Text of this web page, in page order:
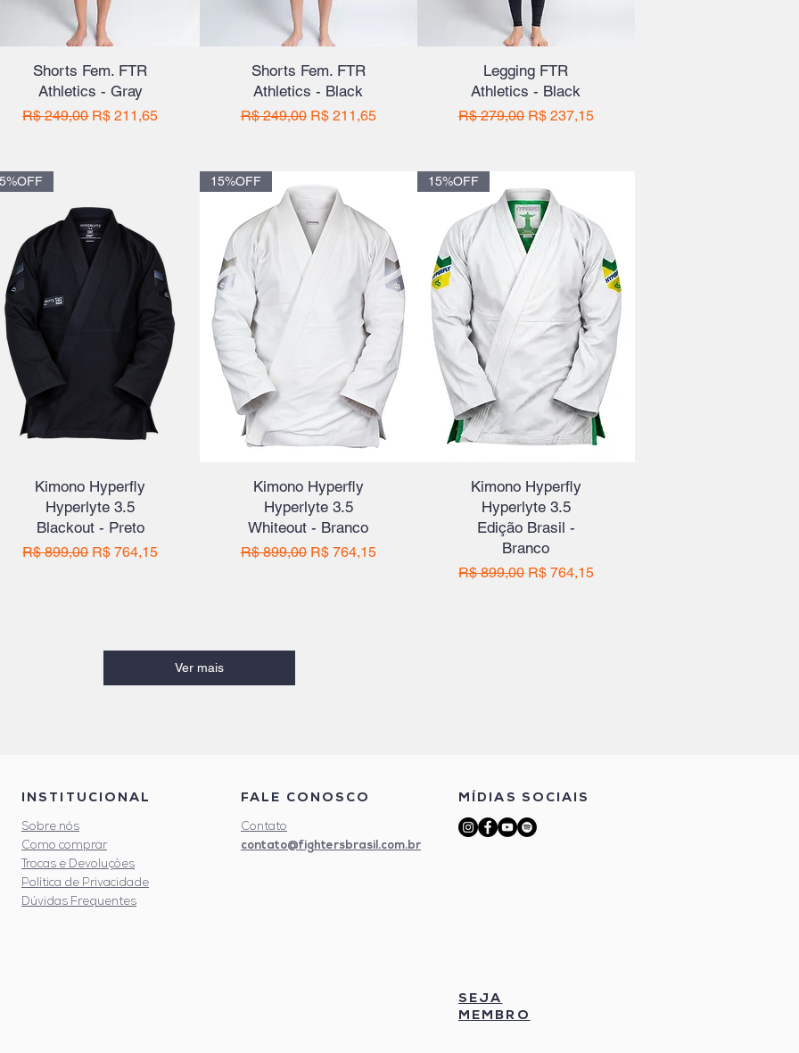
Shorts Fem. FTR
Athletics - Gray
Preço normal
R$ 249,00 Preço promocional
R$ 211,65
Shorts Fem. FTR
Athletics - Black
Preço normal
R$ 249,00 Preço promocional
R$ 211,65
Legging FTR
Athletics - Black
Preço normal
R$ 279,00 Preço promocional
R$ 237,15
Kimono Hyperfly
Hyperlyte 3.5
Blackout - Preto
Preço normal
R$ 899,00 Preço promocional
R$ 764,15
15%OFF
Kimono Hyperfly
Hyperlyte 3.5
Whiteout - Branco
Preço normal
R$ 899,00 Preço promocional
R$ 764,15
15%OFF
Kimono Hyperfly
Hyperlyte 3.5
Edição Brasil -
Branco
Preço normal
R$ 899,00 Preço promocional
R$ 764,15
Ver mais
INSTITUCIONAL
Sobre nós
Como comprar
Trocas e Devoluções
Política de Privacidade
Dúvidas Frequentes
FALE CONOSCO
Contato
contato@fightersbrasil.com.br
MÍDIAS SOCIAIS
SEJA
MEMBRO